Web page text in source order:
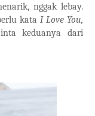
nggak lebay.
kataI Love You,
keduanya dari